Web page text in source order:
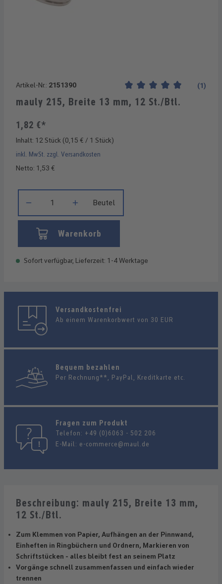
Artikel-Nr.: 2151390
Durchschnittliche
(1)
mauly 215, Breite 13 mm, 12 St./Btl.
1,82 €*
Inhalt: 12 Stück (0,15 € / 1 Stück)
inkl. MwSt. zzgl. Versandkosten
Netto: 1,53 €
Beutel
Warenkorb
Sofort verfügbar, Lieferzeit: 1-4 Werktage
Versandkostenfrei
Ab einem Warenkorbwert von 30 EUR
Bequem bezahlen
Per Rechnung**, PayPal, Kreditkarte etc.
Fragen zum Produkt
Telefon: +49 (0)6063 - 502 206
E-Mail: e-commerce@maul.de
Beschreibung: mauly 215, Breite 13 mm,
12 St./Btl.
Zum Klemmen von Papier, Aufhängen an der Pinnwand,
Einheften in Ringbüchern und Ordnern, Markieren von
Schriftstücken - alles bleibt fest an seinem Platz
Vorgänge schnell zusammenfassen und einfach wieder
trennen